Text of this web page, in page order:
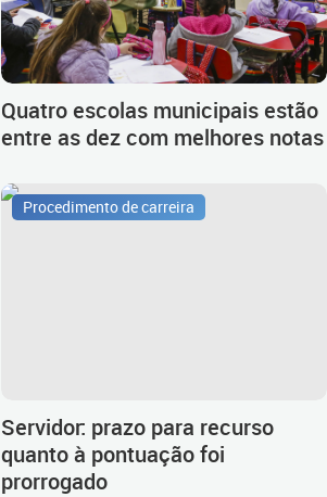
Quatro escolas municipais estão
entre as dez com melhores notas
Procedimento de carreira
Servidor: prazo para recurso
quanto à pontuação foi
prorrogado